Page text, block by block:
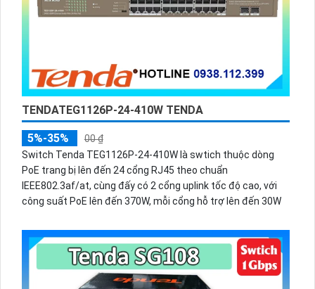
TENDATEG1126P-24-410W TENDA
5%-35%
00 ₫
Switch Tenda TEG1126P-24-410W là swtich thuộc dòng
PoE trang bị lên đến 24 cổng RJ45 theo chuẩn
IEEE802.3af/at, cùng đấy có 2 cổng uplink tốc độ cao, với
công suất PoE lên đến 370W, mỗi cổng hỗ trợ lên đến 30W